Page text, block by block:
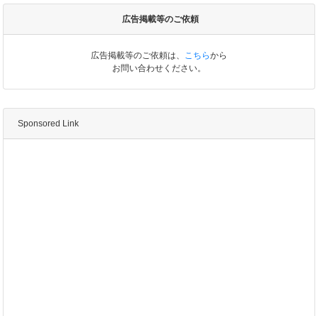
広告掲載等のご依頼
広告掲載等のご依頼は、 こちらから
お問い合わせください。
Sponsored Link